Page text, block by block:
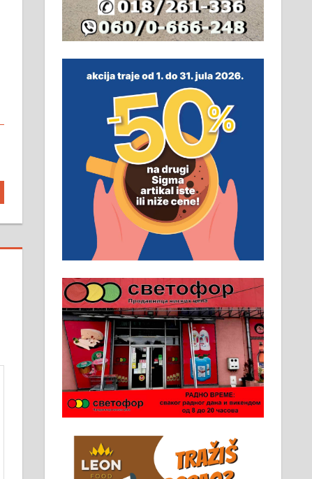
Рудник и флотација Рудник
д.о.о. Рудник запошљава 20
помоћника рудара. Услови:
Основна школа, пожељно
радно искуство на истим и
сличним пословима, али не и
неопходан услов. Обезбеђен
смештај, превоз, исхрана.
032/57-41-122 – локал 22
Пружам услуге завршних
радова у грађевини,
хидроизолације и молерских
радова. 061/25-28-058
Ало таксију потребан возач са Б
категоријом. 064/02-85-511
Потребна два радника за рад на
стоваришту „Липа промет” у
Алексинцу. За више
информација доћи лично на
стовариште у улици Максима
Горког 26 сваког радног дана од
8 до 15 часова. 063/465-045
Чистим све врсте димњака.